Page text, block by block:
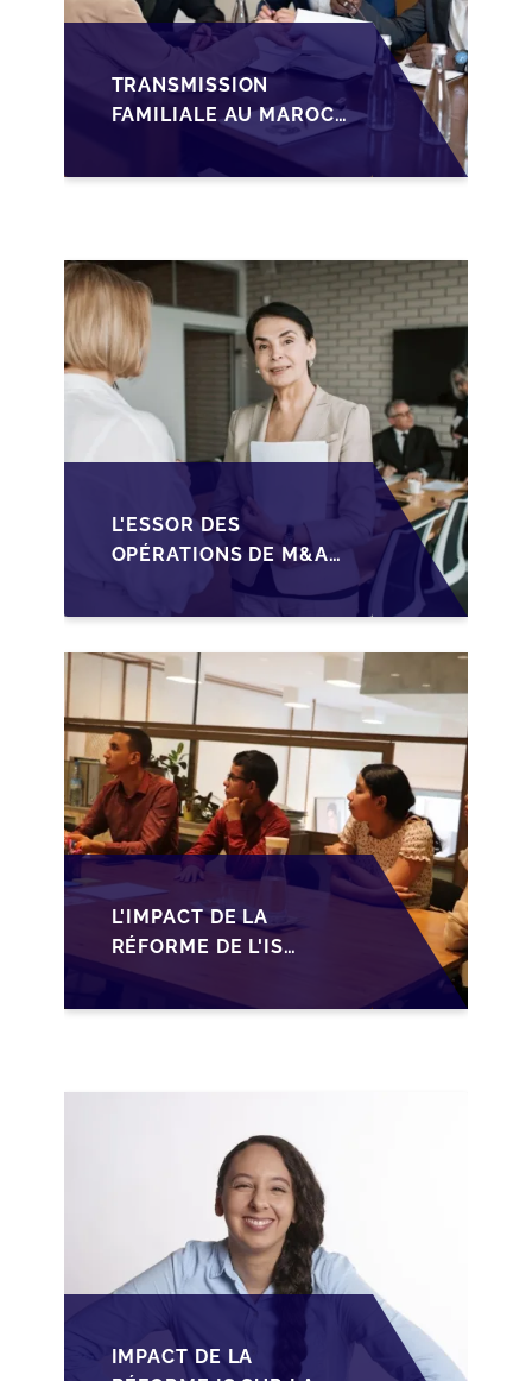
TRANSMISSION
FAMILIALE AU MAROC :
ANTICIPER LA
GOUVERNANCE POUR
L'ESSOR DES
OPÉRATIONS DE M&A
MID-MARKET AU
MAROC EN 2026 :
DÉFIS POUR LES PME
L'IMPACT DE LA
RÉFORME DE L'IS
MAROCAIN SUR LA
TRANSMISSION DES
IMPACT DE LA